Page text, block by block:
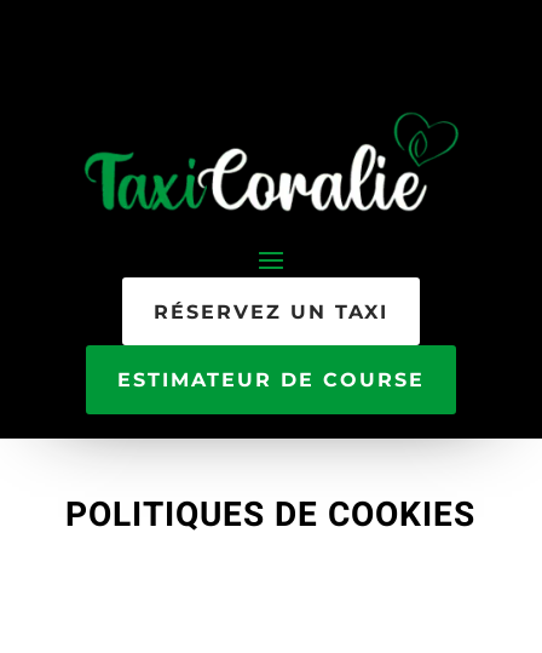
RÉSERVEZ UN TAXI
ESTIMATEUR DE COURSE
POLITIQUES DE COOKIES